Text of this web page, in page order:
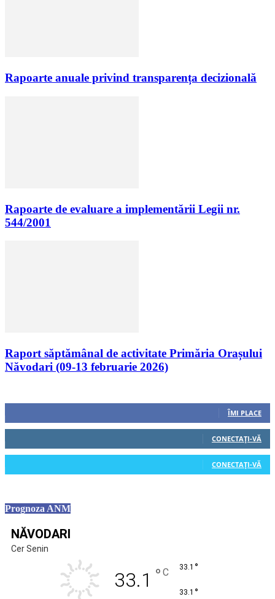
Rapoarte anuale privind transparența decizională
Rapoarte de evaluare a implementării Legii nr.
544/2001
Raport săptămânal de activitate Primăria Orașului
Năvodari (09-13 februarie 2026)
ÎMI PLACE
CONECTAȚI-VĂ
CONECTAȚI-VĂ
Prognoza ANM
NĂVODARI
Cer Senin
33.1 ° C 33.1 °
33.1 °